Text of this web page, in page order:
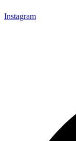
Instagram